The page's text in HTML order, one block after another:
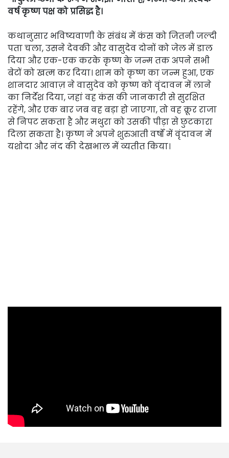
वर्ष कृष्ण पक्ष को प्रसिद्ध है।
कथानुसार भविष्यवाणी के संबंध में कंस को जितनी जल्दी
पता चला, उसने देवकी और वासुदेव दोनों को जेल में डाल
दिया और एक-एक करके कृष्ण के जन्म तक अपने सभी
बेटों को खत्म कर दिया। शाम को कृष्ण का जन्म हुआ, एक
शानदार आवाज़ ने वासुदेव को कृष्ण को वृंदावन में लाने
का निर्देश दिया, जहां वह कंस की जानकारी से सुरक्षित
रहेंगे, और एक बार जब वह बड़ा हो जाएगा, तो वह क्रूर राजा
से निपट सकता है और मथुरा को उसकी पीड़ा से छुटकारा
दिला सकता है। कृष्ण ने अपने शुरुआती वर्षों में वृंदावन में
यशोदा और नंद की देखभाल में व्यतीत किया।